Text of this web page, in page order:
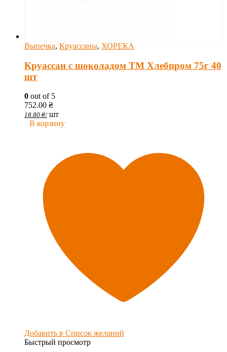
Выпечка, Круассаны, ХОРЕКА
Круассан с шоколадом ТМ Хлебпром 75г 40
шт
0 out of 5
752.00 ₴
18.80 ₴/ шт
В корзину
Добавить в Список желаний
Быстрый просмотр